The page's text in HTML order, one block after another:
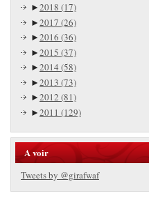
►2018 (17)
►2017 (26)
►2016 (36)
►2015 (37)
►2014 (58)
►2013 (73)
►2012 (81)
►2011 (129)
A voir
Tweets by @girafwaf